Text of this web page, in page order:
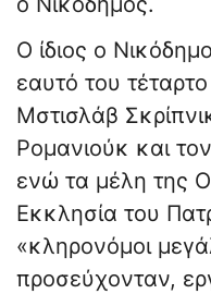
Ο ίδιος ο
εαυτό του
Μστισλάβ
Ρομανιούκ και
ενώ τα μέλη της
Εκκλησία του
«κληρονόμοι
προσεύχονταν,